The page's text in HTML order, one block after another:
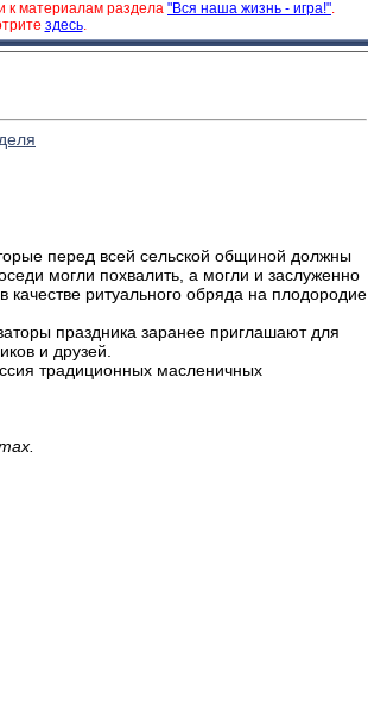
к материалам раздела "Вся наша жизнь - игра!".
здесь.
перед всей сельской общиной должны
могли похвалить, а могли и заслуженно
качестве ритуального обряда на плодородие
праздника заранее приглашают для
и друзей.
традиционных масленичных